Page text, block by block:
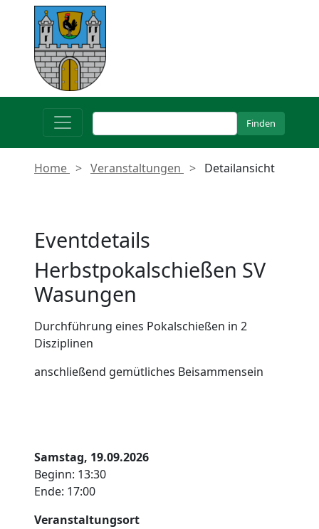
Home Veranstaltungen Detailansicht
Eventdetails
Herbstpokalschießen SV
Wasungen
Durchführung eines Pokalschießen in 2
Disziplinen
anschließend gemütliches Beisammensein
Samstag, 19.09.2026
Beginn: 13:30
Ende: 17:00
Veranstaltungsort